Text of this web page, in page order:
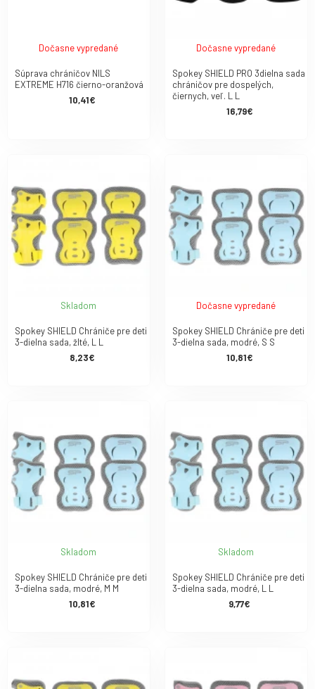
Dočasne vypredané
Súprava chráničov NILS
EXTREME H716 čierno-oranžová
10,41€
Dočasne vypredané
Spokey SHIELD PRO 3dielna sada
chráničov pre dospelých,
čiernych, veľ. L L
16,79€
Skladom
Spokey SHIELD Chrániče pre deti
3-dielna sada, žlté, L L
8,23€
Dočasne vypredané
Spokey SHIELD Chrániče pre deti
3-dielna sada, modré, S S
10,81€
Skladom
Spokey SHIELD Chrániče pre deti
3-dielna sada, modré, M M
10,81€
Skladom
Spokey SHIELD Chrániče pre deti
3-dielna sada, modré, L L
9,77€